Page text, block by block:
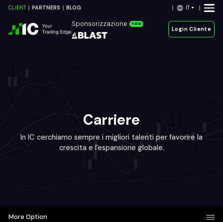
CLIENT PARTNERS BLOG IT
Sponsorizzazione NEW
Login Cliente
Carriere
In IC cerchiamo sempre i migliori talenti per favorire la
crescita e l'espansione globale.
More Option